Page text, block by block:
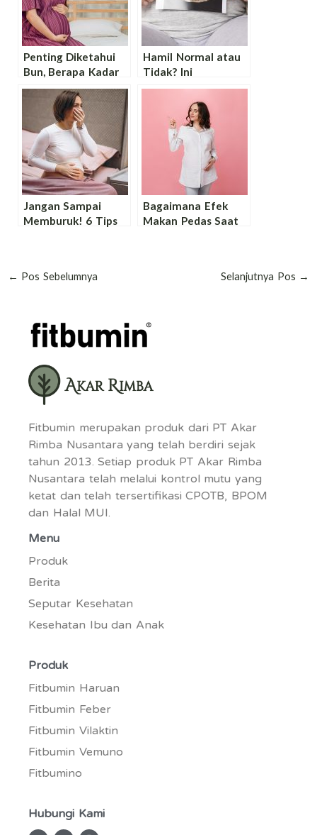
Penting Diketahui
Bun, Berapa Kadar
HB Normal Ibu
Hamil? Cek
Faktanya!
Hamil Normal atau
Tidak? Ini
Pentingnya USG di
Awal Kehamilan
Bunda
Jangan Sampai
Memburuk! 6 Tips
Bagaimana Efek
Makan Pedas Saat
← Pos Sebelumnya Selanjutnya Pos →
Fitbumin merupakan produk dari PT Akar
Rimba Nusantara yang telah berdiri sejak
tahun 2013. Setiap produk PT Akar Rimba
Nusantara telah melalui kontrol mutu yang
ketat dan telah tersertifikasi CPOTB, BPOM
dan Halal MUI.
Menu
Produk
Berita
Seputar Kesehatan
Kesehatan Ibu dan Anak
Produk
Fitbumin Haruan
Fitbumin Feber
Fitbumin Vilaktin
Fitbumin Vemuno
Fitbumino
Hubungi Kami